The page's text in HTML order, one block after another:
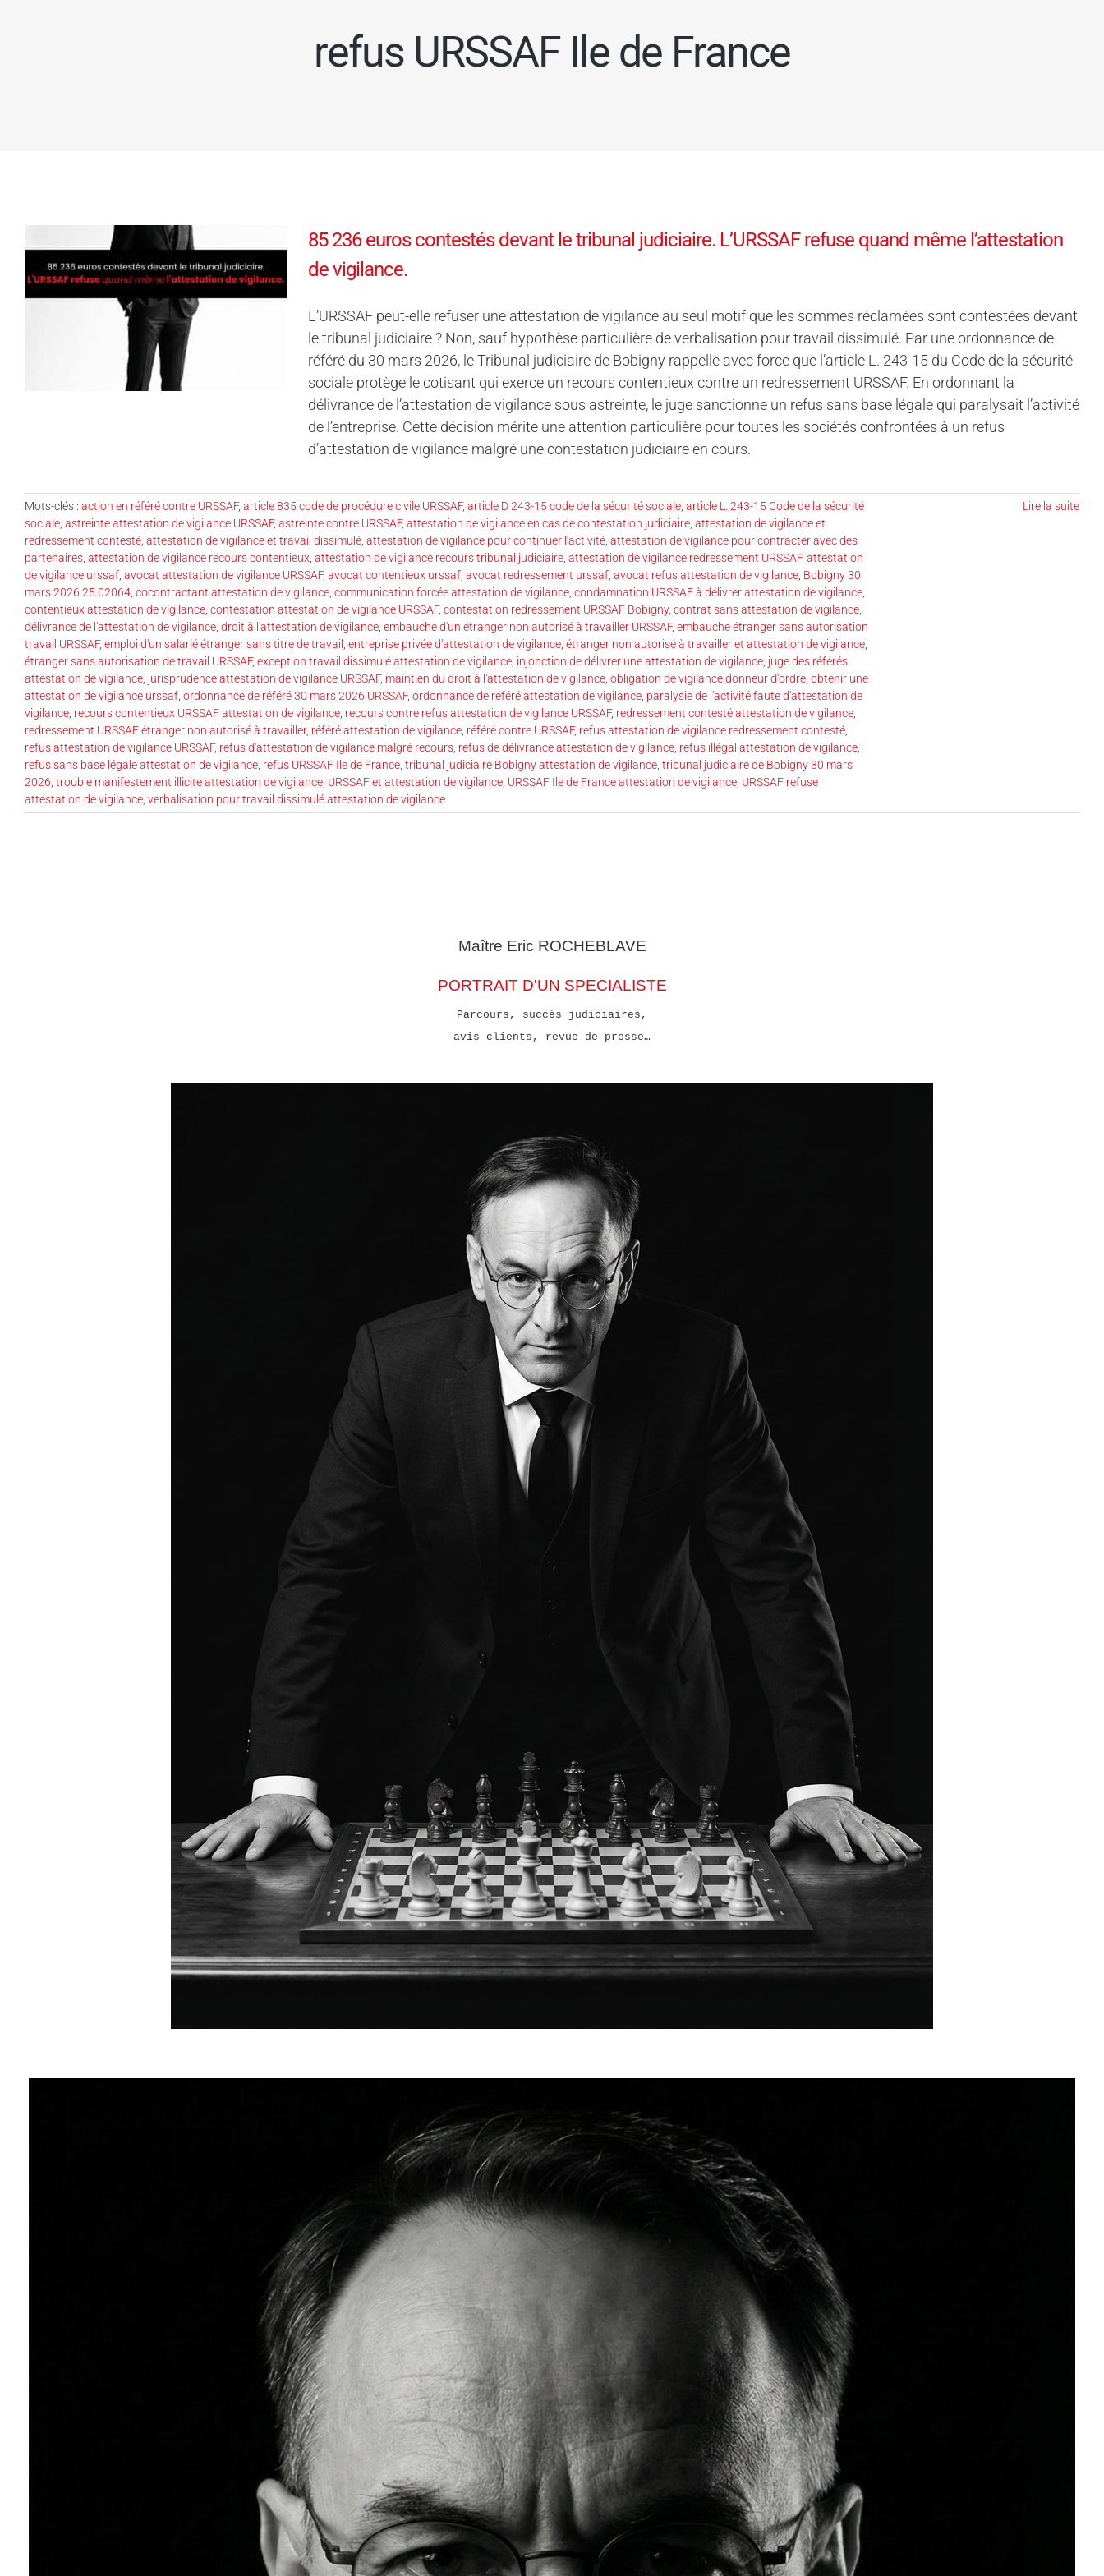
refus URSSAF Ile de France
85 236 euros contestés devant le tribunal judiciaire. L’URSSAF refuse quand même l’attestation
de vigilance.
L’URSSAF peut-elle refuser une attestation de vigilance au seul motif que les sommes réclamées sont contestées devant
le tribunal judiciaire ? Non, sauf hypothèse particulière de verbalisation pour travail dissimulé. Par une ordonnance de
référé du 30 mars 2026, le Tribunal judiciaire de Bobigny rappelle avec force que l’article L. 243-15 du Code de la sécurité
sociale protège le cotisant qui exerce un recours contentieux contre un redressement URSSAF. En ordonnant la
délivrance de l’attestation de vigilance sous astreinte, le juge sanctionne un refus sans base légale qui paralysait l’activité
de l’entreprise. Cette décision mérite une attention particulière pour toutes les sociétés confrontées à un refus
d’attestation de vigilance malgré une contestation judiciaire en cours.
Mots-clés : action en référé contre URSSAF, article 835 code de procédure civile URSSAF, article D 243-15 code de la sécurité sociale article L. 243-15 Code de la sécurité
sociale astreinte attestation de vigilance URSSAF, astreinte contre URSSAF, attestation de vigilance en cas de contestation judiciaire attestation de vigilance et
redressement contesté attestation de vigilance et travail dissimulé attestation de vigilance pour continuer l'activité attestation de vigilance pour contracter avec des
partenaires attestation de vigilance recours contentieux attestation de vigilance recours tribunal judiciaire attestation de vigilance redressement URSSAF, attestation
de vigilance urssaf avocat attestation de vigilance URSSAF, avocat contentieux urssaf avocat redressement urssaf avocat refus attestation de vigilance Bobigny 30
mars 2026 25 02064 cocontractant attestation de vigilance communication forcée attestation de vigilance condamnation URSSAF à délivrer attestation de vigilance
contentieux attestation de vigilance contestation attestation de vigilance URSSAF, contestation redressement URSSAF Bobigny, contrat sans attestation de vigilance
délivrance de l'attestation de vigilance droit à l'attestation de vigilance embauche d'un étranger non autorisé à travailler URSSAF, embauche étranger sans autorisation
travail URSSAF, emploi d'un salarié étranger sans titre de travail entreprise privée d'attestation de vigilance étranger non autorisé à travailler et attestation de vigilance
étranger sans autorisation de travail URSSAF, exception travail dissimulé attestation de vigilance injonction de délivrer une attestation de vigilance juge des référés
attestation de vigilance jurisprudence attestation de vigilance URSSAF, maintien du droit à l'attestation de vigilance obligation de vigilance donneur d'ordre obtenir une
attestation de vigilance urssaf ordonnance de référé 30 mars 2026 URSSAF, ordonnance de référé attestation de vigilance paralysie de l'activité faute d'attestation de
vigilance recours contentieux URSSAF attestation de vigilance recours contre refus attestation de vigilance URSSAF, redressement contesté attestation de vigilance
redressement URSSAF étranger non autorisé à travailler, référé attestation de vigilance référé contre URSSAF, refus attestation de vigilance redressement contesté
refus attestation de vigilance URSSAF, refus d'attestation de vigilance malgré recours refus de délivrance attestation de vigilance refus illégal attestation de vigilance
refus sans base légale attestation de vigilance refus URSSAF Ile de France tribunal judiciaire Bobigny attestation de vigilance tribunal judiciaire de Bobigny 30 mars
2026 trouble manifestement illicite attestation de vigilance URSSAF et attestation de vigilance URSSAF Ile de France attestation de vigilance URSSAF refuse
attestation de vigilance verbalisation pour travail dissimulé attestation de vigilance
Lire la suite
Maître Eric ROCHEBLAVE
PORTRAIT D'UN SPECIALISTE
Parcours, succès judiciaires,
avis clients, revue de presse…